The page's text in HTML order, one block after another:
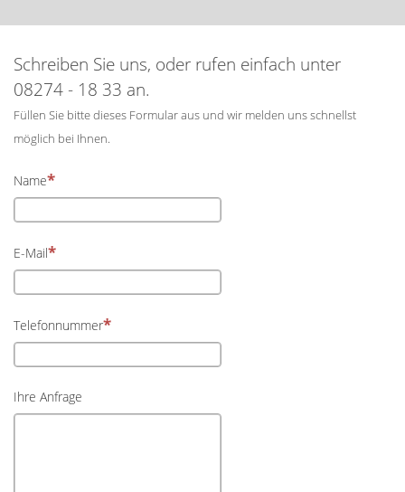
Schreiben Sie uns, oder rufen einfach unter
08274 - 18 33 an.
Füllen Sie bitte dieses Formular aus und wir melden uns schnellst
möglich bei Ihnen.
Name
E-Mail
Telefonnummer
Ihre Anfrage